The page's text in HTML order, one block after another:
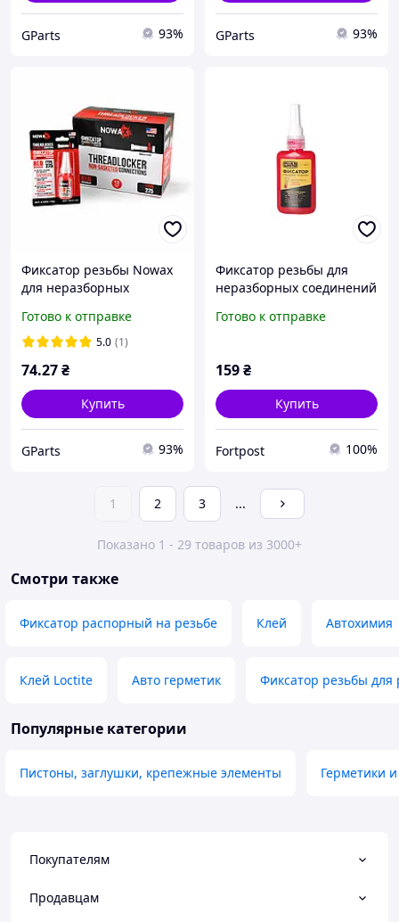
GParts 93% GParts 93%
Фиксатор резьбы Nowax
для неразборных
Готово к отправке
5.0 (1)
74.27₴
Купить
GParts 93%
Фиксатор резьбы для
неразборных соединений
(951425)
Готово к отправке
159₴
Купить
Fortpost 100%
1 2 3 ...
Показано 1 - 29 товаров из 3000+
Смотри также
Фиксатор распорный на резьбе Клей Автохимия
Клей Loctite Авто герметик Фиксатор резьбы для
Популярные категории
Пистоны, заглушки, крепежные элементы Герметики
Покупателям
Продавцам